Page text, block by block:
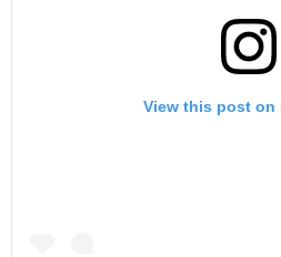
View this post on